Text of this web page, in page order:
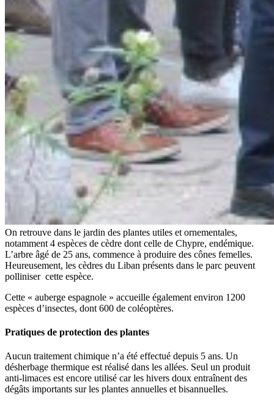
On retrouve dans le jardin des plantes utiles et ornementales,
notamment 4 espèces de cèdre dont celle de Chypre, endémique.
L’arbre âgé de 25 ans, commence à produire des cônes femelles.
Heureusement, les cèdres du Liban présents dans le parc peuvent
polliniser cette espèce.
Cette « auberge espagnole » accueille également environ 1200
espèces d’insectes, dont 600 de coléoptères.
Pratiques de protection des plantes
Aucun traitement chimique n’a été effectué depuis 5 ans. Un
désherbage thermique est réalisé dans les allées. Seul un produit
anti-limaces est encore utilisé car les hivers doux entraînent des
dégâts importants sur les plantes annuelles et bisannuelles.